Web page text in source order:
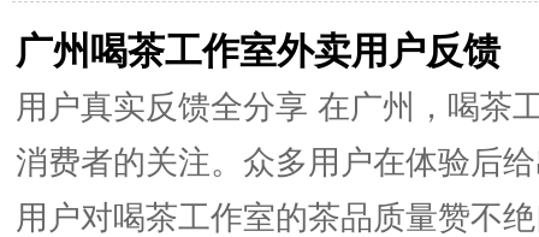
广州喝茶工作室外卖用户反馈
用户真实反馈全分享 在广州，喝茶
消费者的关注。众多用户在体验后
用户对喝茶工作室的茶品质量赞不